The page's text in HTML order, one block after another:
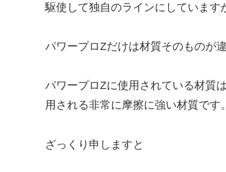
駆使して独自のラインにしています
パワープロZだけは材質そのものが違
パワープロZに使用されている材質
用される非常に摩擦に強い材質です。
ざっくり申しますと